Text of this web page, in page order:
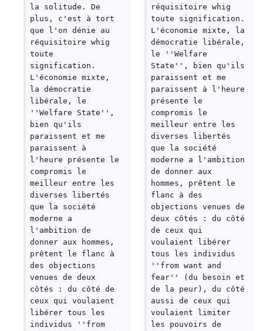
la solitude. De
plus, c'est à tort
que l'on dénie au
réquisitoire whig
toute
signification.
L'économie mixte,
la démocratie
libérale, le
''Welfare State'',
bien qu'ils
paraissent et me
paraissent à
l'heure présente le
compromis le
meilleur entre les
diverses libertés
que la société
moderne a
l'ambition de
donner aux hommes,
prêtent le flanc à
des objections
venues de deux
côtés : du côté de
ceux qui voulaient
libérer tous les
individus ''from
réquisitoire whig
toute signification.
L'économie mixte, la
démocratie libérale,
le ''Welfare
State'', bien qu'ils
paraissent et me
paraissent à l'heure
présente le
compromis le
meilleur entre les
diverses libertés
que la société
moderne a l'ambition
de donner aux
hommes, prêtent le
flanc à des
objections venues de
deux côtés : du côté
de ceux qui
voulaient libérer
tous les individus
''from want and
fear'' (du besoin et
de la peur), du côté
aussi de ceux qui
voulaient limiter
les pouvoirs de